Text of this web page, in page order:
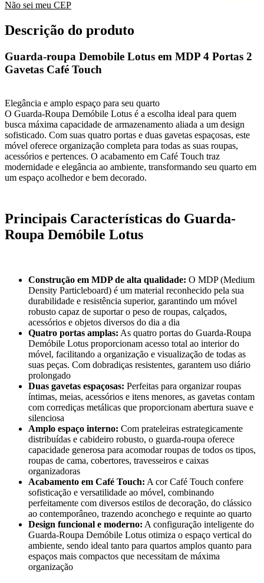
Não sei meu CEP
Descrição do produto
Guarda-roupa Demobile Lotus em MDP 4 Portas 2
Gavetas Café Touch
Elegância e amplo espaço para seu quarto
O Guarda-Roupa Demóbile Lotus é a escolha ideal para quem
busca máxima capacidade de armazenamento aliada a um design
sofisticado. Com suas quatro portas e duas gavetas espaçosas, este
móvel oferece organização completa para todas as suas roupas,
acessórios e pertences. O acabamento em Café Touch traz
modernidade e elegância ao ambiente, transformando seu quarto em
um espaço acolhedor e bem decorado.
Principais Características do Guarda-
Roupa Demóbile Lotus
Construção em MDP de alta qualidade: O MDP (Medium
Density Particleboard) é um material reconhecido pela sua
durabilidade e resistência superior, garantindo um móvel
robusto capaz de suportar o peso de roupas, calçados,
acessórios e objetos diversos do dia a dia
Quatro portas amplas: As quatro portas do Guarda-Roupa
Demóbile Lotus proporcionam acesso total ao interior do
móvel, facilitando a organização e visualização de todas as
suas peças. Com dobradiças resistentes, garantem uso diário
prolongado
Duas gavetas espaçosas: Perfeitas para organizar roupas
íntimas, meias, acessórios e itens menores, as gavetas contam
com corrediças metálicas que proporcionam abertura suave e
silenciosa
Amplo espaço interno: Com prateleiras estrategicamente
distribuídas e cabideiro robusto, o guarda-roupa oferece
capacidade generosa para acomodar roupas de todos os tipos,
roupas de cama, cobertores, travesseiros e caixas
organizadoras
Acabamento em Café Touch: A cor Café Touch confere
sofisticação e versatilidade ao móvel, combinando
perfeitamente com diversos estilos de decoração, do clássico
ao contemporâneo, trazendo aconchego e requinte ao quarto
Design funcional e moderno: A configuração inteligente do
Guarda-Roupa Demóbile Lotus otimiza o espaço vertical do
ambiente, sendo ideal tanto para quartos amplos quanto para
espaços mais compactos que necessitam de máxima
organização